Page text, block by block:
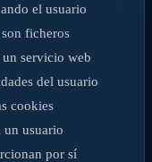
el usuario
ficheros
servicio web
del usuario
cookies
un usuario
por sí